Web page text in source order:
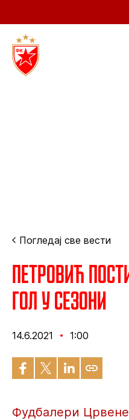
Погледај све вести
Петровић
гол у сезони
14.6.2021 1:00
Фудбалери